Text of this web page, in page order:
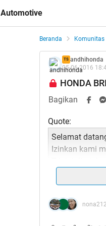
Automotive
Beranda Komunitas
TS andhihonda
05-06-2016
HONDA
Bagikan
Quote:
Selamat
Izinkan kami
penggemar
wadah untuk
spek exterior,
standard